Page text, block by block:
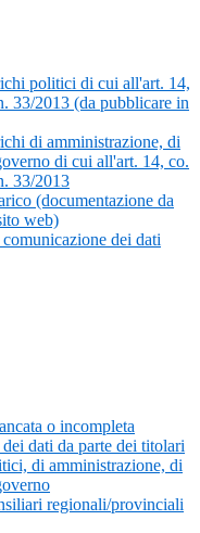
politici di cui all'art. 14,
33/2013 (da pubblicare in
di amministrazione, di
di cui all'art. 14, co.
33/2013
(documentazione da
web)
dei dati
o incompleta
dati da parte dei titolari
di amministrazione, di
regionali/provinciali